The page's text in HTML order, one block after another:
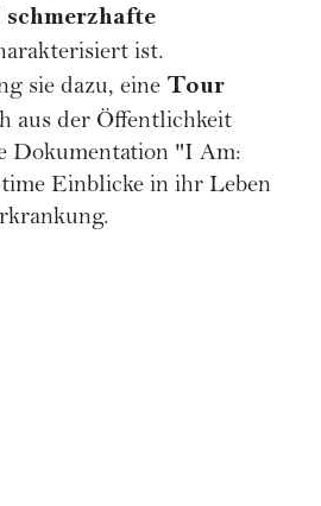
schmerzhafte
ist.
sie dazu, eine Tour
aus der Öffentlichkeit
Dokumentation "I Am:
Einblicke in ihr Leben